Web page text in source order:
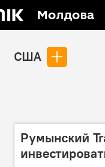
Молдова
США
Румынский